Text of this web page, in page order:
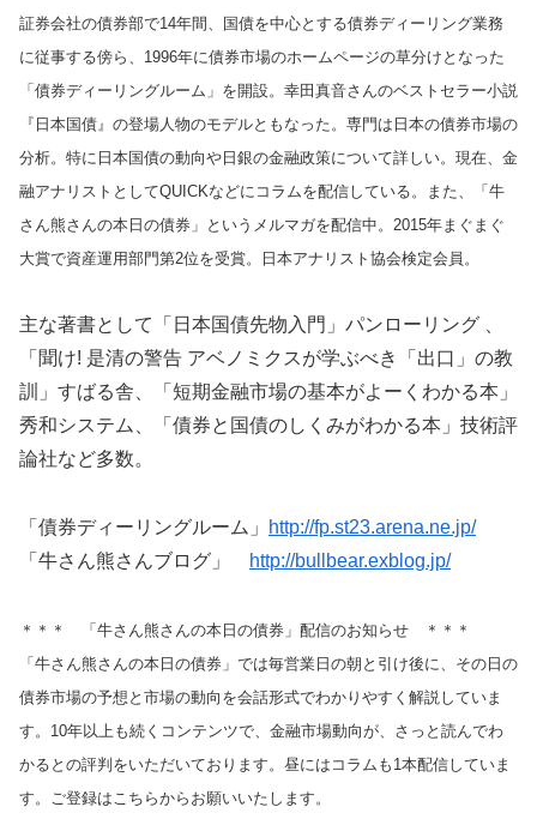
証券会社の債券部で14年間、国債を中心とする債券ディーリング業務
に従事する傍ら、1996年に債券市場のホームページの草分けとなった
「債券ディーリングルーム」を開設。幸田真音さんのベストセラー小説
『日本国債』の登場人物のモデルともなった。専門は日本の債券市場の
分析。特に日本国債の動向や日銀の金融政策について詳しい。現在、金
融アナリストとしてQUICKなどにコラムを配信している。また、「牛
さん熊さんの本日の債券」というメルマガを配信中。2015年まぐまぐ
大賞で資産運用部門第2位を受賞。日本アナリスト協会検定会員。
主な著書として「日本国債先物入門」パンローリング 、
「聞け! 是清の警告 アベノミクスが学ぶべき「出口」の教
訓」すばる舎、「短期金融市場の基本がよーくわかる本」
秀和システム、「債券と国債のしくみがわかる本」技術評
論社など多数。
「債券ディーリングルーム」
http://fp.st23.arena.ne.jp/
「牛さん熊さんブログ」
http://bullbear.exblog.jp/
＊＊＊ 「牛さん熊さんの本日の債券」配信のお知らせ ＊＊＊
「牛さん熊さんの本日の債券」では毎営業日の朝と引け後に、その日の
債券市場の予想と市場の動向を会話形式でわかりやすく解説していま
す。10年以上も続くコンテンツで、金融市場動向が、さっと読んでわ
かるとの評判をいただいております。昼にはコラムも1本配信していま
す。ご登録はこちらからお願いいたします。